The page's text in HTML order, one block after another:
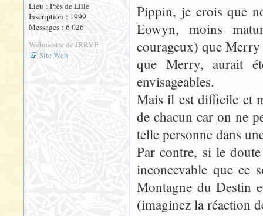
Lieu : Près de Lille
Inscription : 1999
Messages : 6 026
Webmestre de JRRVF
Site Web
Pippin, je crois que
Eowyn, moins
courageux) que
que Merry, aurait
envisageables.
Mais il est difficile et
de chacun car on ne
telle personne dans
Par contre, si le
inconcevable que ce
Montagne du Destin
(imaginez la réaction